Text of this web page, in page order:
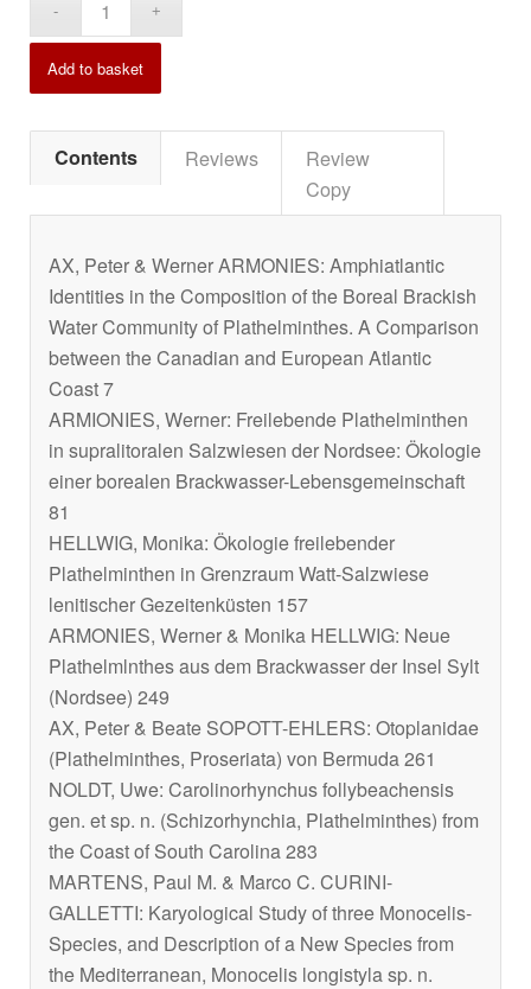
Add to basket
Contents Reviews
Review
Copy
AX, Peter & Werner ARMONIES: Amphiatlantic
Identities in the Composition of the Boreal Brackish
Water Community of Plathelminthes. A Comparison
between the Canadian and European Atlantic
Coast 7
ARMIONIES, Werner: Freilebende Plathelminthen
in supralitoralen Salzwiesen der Nordsee: Ökologie
einer borealen Brackwasser-Lebensgemeinschaft
81
HELLWIG, Monika: Ökologie freilebender
Plathelminthen in Grenzraum Watt-Salzwiese
lenitischer Gezeitenküsten 157
ARMONIES, Werner & Monika HELLWIG: Neue
Plathelmlnthes aus dem Brackwasser der Insel Sylt
(Nordsee) 249
AX, Peter & Beate SOPOTT-EHLERS: Otoplanidae
(Plathelminthes, Proseriata) von Bermuda 261
NOLDT, Uwe: Carolinorhynchus follybeachensis
gen. et sp. n. (Schizorhynchia, Plathelminthes) from
the Coast of South Carolina 283
MARTENS, Paul M. & Marco C. CURINI-
GALLETTI: Karyological Study of three Monocelis-
Species, and Description of a New Species from
the Mediterranean, Monocelis longistyla sp. n.